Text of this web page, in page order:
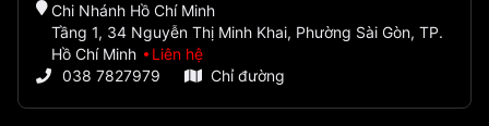
Chi Nhánh Hồ Chí Minh
Tầng 1, 34 Nguyễn Thị Minh Khai, Phường Sài Gòn, TP.
Hồ Chí Minh
Liên hệ
038 7827979
Chỉ đường